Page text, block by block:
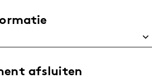
Download de app
nieuws via de Adformatie
afsluiten